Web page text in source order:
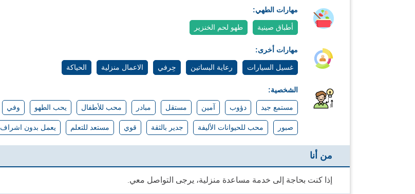
مهارات الطهي:
أطباق صينية طهو لحم الخنزير
مهارات أخرى:
غسيل السيارات رعاية البساتين حِرفي الاعمال منزلية الحياكة
الشخصية:
مستمع جيد دؤوب آمين مستقل مبادر محب للأطفال يحب الطهو وفي
صبور محب للحيوانات الأليفة جدير بالثقة قوي مستعد للتعلم يعمل بدون اشراف
من أنا
إذا كنت بحاجة إلى خدمة مساعدة منزلية، يرجى التواصل معي.